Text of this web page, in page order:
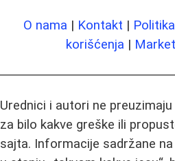
O nama | Kontakt |
korišćenja |
Urednici i autori ne
za bilo kakve greške ili
sajta. Informacije sadržane